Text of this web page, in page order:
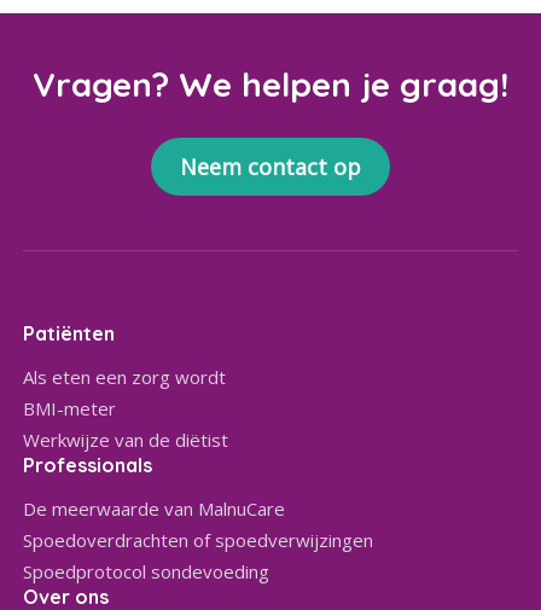
Vragen? We helpen je graag!
Neem contact op
Patiënten
Als eten een zorg wordt
BMI-meter
Werkwijze van de diëtist
Professionals
De meerwaarde van MalnuCare
Spoedoverdrachten of spoedverwijzingen
Spoedprotocol sondevoeding
Over ons